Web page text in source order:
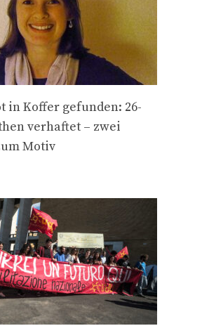
in Koffer gefunden: 26-
verhaftet – zwei
Motiv